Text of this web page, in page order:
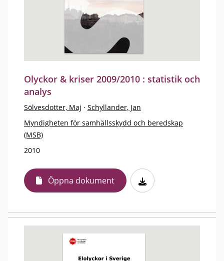
Olyckor & kriser 2009/2010 : statistik och
analys
Sölvesdotter, Maj · Schyllander, Jan
Myndigheten för samhällsskydd och beredskap
(MSB)
2010
Öppna dokument